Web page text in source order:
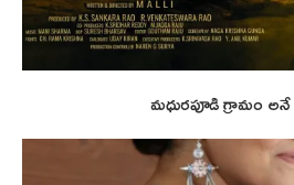
మధురపూడి గ్రామం